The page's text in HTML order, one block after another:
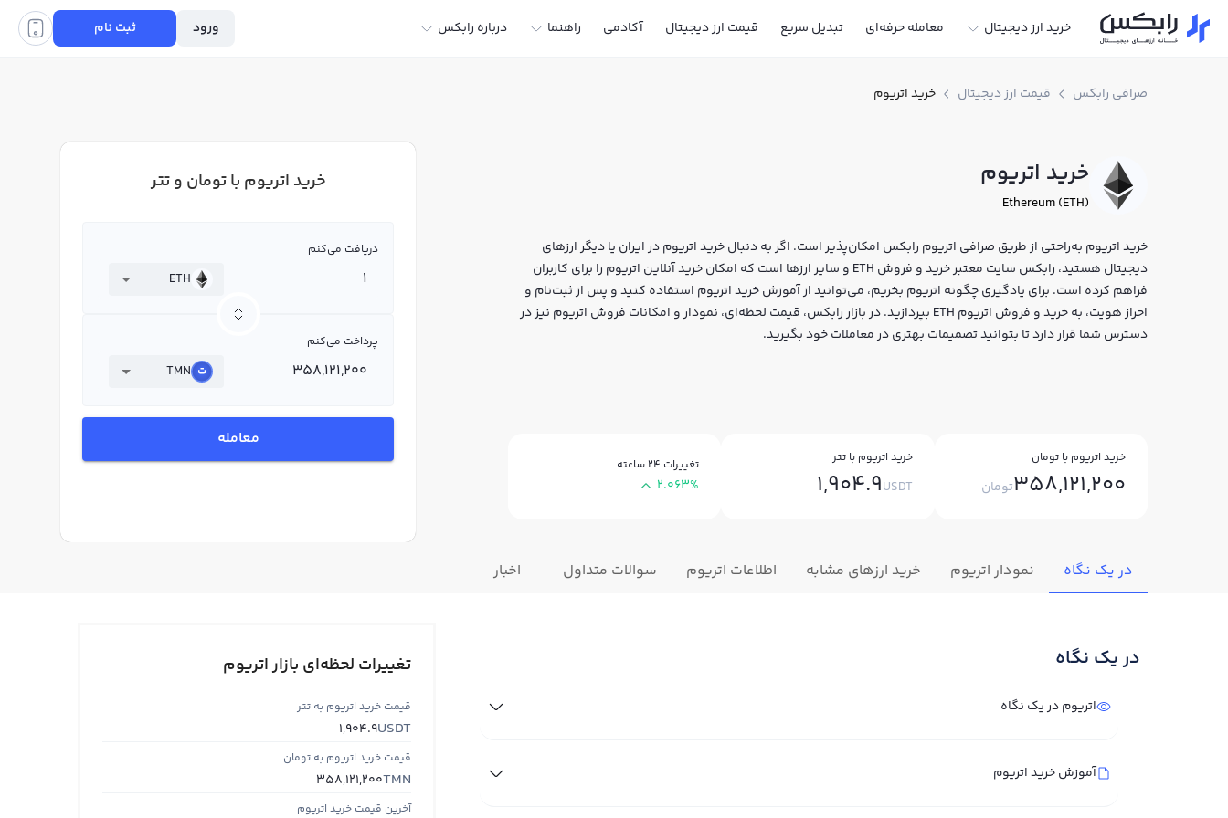
خرید ارز دیجیتال معامله حرفه‌ای تبدیل سریع قیمت ارز دیجیتال آکادمی راهنما درباره رابکس ورود ثبت نام
صرافی رابکس قیمت ارز دیجیتال خرید اتریوم
خرید اتریوم
Ethereum (ETH)
خرید اتریوم به‌راحتی از طریق صرافی اتریوم رابکس امکان‌پذیر است. اگر به دنبال خرید اتریوم در ایران یا دیگر ارزهای
دیجیتال هستید، رابکس سایت معتبر خرید و فروش ETH و سایر ارزها است که امکان خرید آنلاین اتریوم را برای کاربران
فراهم کرده است. برای یادگیری چگونه اتریوم بخریم، می‌توانید از آموزش خرید اتریوم استفاده کنید و پس از ثبت‌نام و
احراز هویت، به خرید و فروش اتریوم ETH بپردازید. در بازار رابکس، قیمت لحظه‌ای، نمودار و امکانات فروش اتریوم نیز در
دسترس شما قرار دارد تا بتوانید تصمیمات بهتری در معاملات خود بگیرید.
خرید اتریوم با تومان
358,121,200تومان
خرید اتریوم با تتر
1,904.9USDT
تغییرات ۲۴ ساعته
2.063%
خرید اتریوم با تومان و تتر
دریافت می‌کنم
ETH
پرداخت می‌کنم
TMN
معامله
در یک نگاه نمودار اتریوم خرید ارزهای مشابه اطلاعات اتریوم سوالات متداول اخبار
در یک نگاه
اتریوم در یک نگاه
آموزش خرید اتریوم
تغییرات لحظه‌ای بازار اتریوم
قیمت خرید اتریوم به تتر
USDT
1,904.9
قیمت خرید اتریوم به تومان
TMN
358,121,200
آخرین قیمت خرید اتریوم